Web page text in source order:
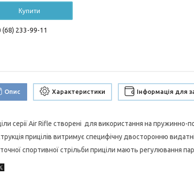
Купити
(68) 233-99-11
Опис Характеристики Інформація для
серії Air Rifle створені для використання на пружинно-
прицілів витримує специфічну двосторонню
спортивної стрільби приціли мають регулювання